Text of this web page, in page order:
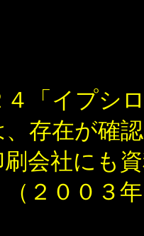
４「イプシ
、存在が確
会社にも
２００３